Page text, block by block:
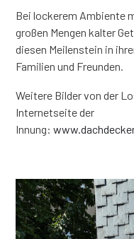
Bei lockerem Ambiente
großen Mengen kalter
diesen Meilenstein in
Familien und Freunden.
Weitere Bilder von der
Internetseite der
Innung: